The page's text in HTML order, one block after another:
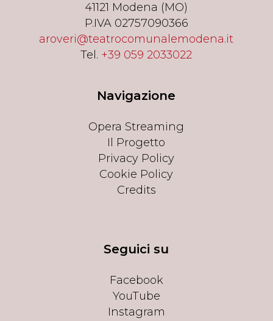
41121 Modena (MO)
P.IVA 02757090366
aroveri@teatrocomunalemodena.it
Tel. +39 059 2033022
Navigazione
Opera Streaming
Il Progetto
Privacy Policy
Cookie Policy
Credits
Seguici su
Facebook
YouTube
Instagram